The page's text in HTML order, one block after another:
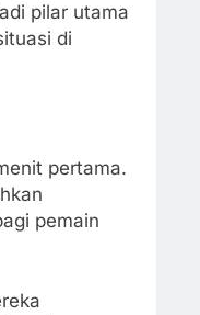
pilar utama
di
pertama.
pemain